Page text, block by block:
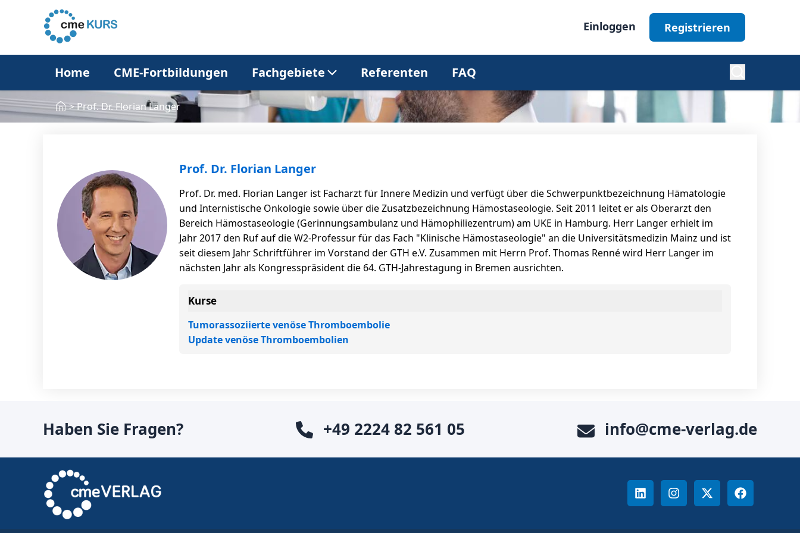
Einloggen Registrieren
Home CME-Fortbildungen Fachgebiete
Allgemeinmedizin Dermatologie Diabetes
Neurologie Onkologie Ophthalmologie
Pneumologie Urologie Alle Fachgebiete
Referenten FAQ
>Prof. Dr. Florian Langer
Prof. Dr. Florian Langer
Prof. Dr. med. Florian Langer ist Facharzt für Innere Medizin und verfügt über die Schwerpunktbezeichnung Hämatologie
und Internistische Onkologie sowie über die Zusatzbezeichnung Hämostaseologie. Seit 2011 leitet er als Oberarzt den
Bereich Hämostaseologie (Gerinnungsambulanz und Hämophiliezentrum) am UKE in Hamburg. Herr Langer erhielt im
Jahr 2017 den Ruf auf die W2-Professur für das Fach "Klinische Hämostaseologie" an die Universitätsmedizin Mainz und ist
seit diesem Jahr Schriftführer im Vorstand der GTH e.V. Zusammen mit Herrn Prof. Thomas Renné wird Herr Langer im
nächsten Jahr als Kongresspräsident die 64. GTH-Jahrestagung in Bremen ausrichten.
Kurse
Tumorassoziierte venöse Thromboembolie
Update venöse Thromboembolien
Haben Sie Fragen? +49 2224 82 561 05 info@cme-verlag.de